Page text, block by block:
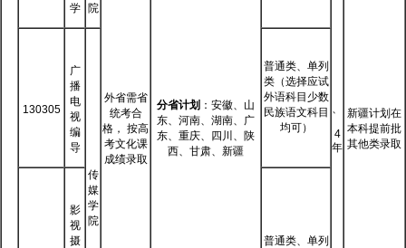
学
院
外省需省
统考合
格， 按高
考文化课
成绩录取
分省计划 ：安徽、山
东、河南、湖南、广
东、重庆、四川、陕
西、甘肃、新疆
、
4
年
新疆计划在
本科提前批
其他类录取
130305
广
播
电
视
编
导
传
媒
学
院
普通类、单列
类（选择应试
外语科目少数
民族语文科目
均可）
影
视
摄
普通类、单列